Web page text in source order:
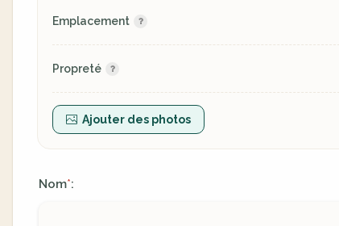
Emplacement
Propreté
Ajouter des photos
Nom*: